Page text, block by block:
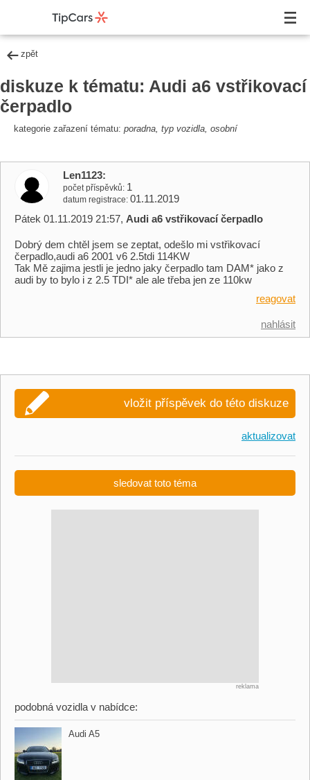
zpět
diskuze k tématu: Audi a6 vstřikovací
čerpadlo
kategorie zařazení tématu: poradna, typ vozidla, osobní
Len1123
počet příspěvků 1
datum registrace 01.11.2019
Pátek 01.11.2019 21:57, Audi a6 vstřikovací čerpadlo
Dobrý dem chtěl jsem se zeptat, odešlo mi vstřikovací
čerpadlo,audi a6 2001 v6 2.5tdi 114KW
Tak Mě zajima jestli je jedno jaky čerpadlo tam DAM* jako z
audi by to bylo i z 2.5 TDI* ale ale třeba jen ze 110kw
reagovat
nahlásit
vložit příspěvek do této diskuze
aktualizovat
sledovat toto téma
reklama
podobná vozidla v nabídce:
Audi A5